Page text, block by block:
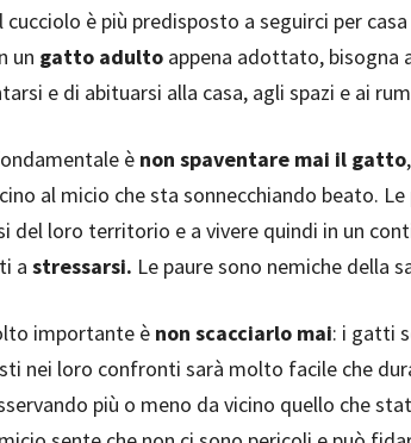
cucciolo è più predisposto a seguirci per
un gatto adulto appena adottato, bisogna
e di abituarsi alla casa, agli spazi e ai
è non spaventare mai il gatto
al micio che sta sonnecchiando beato.
del loro territorio e a vivere quindi in un
a stressarsi. Le paure sono nemiche della
importante è non scacciarlo mai: i gatti
nei loro confronti sarà molto facile che
più o meno da vicino quello che